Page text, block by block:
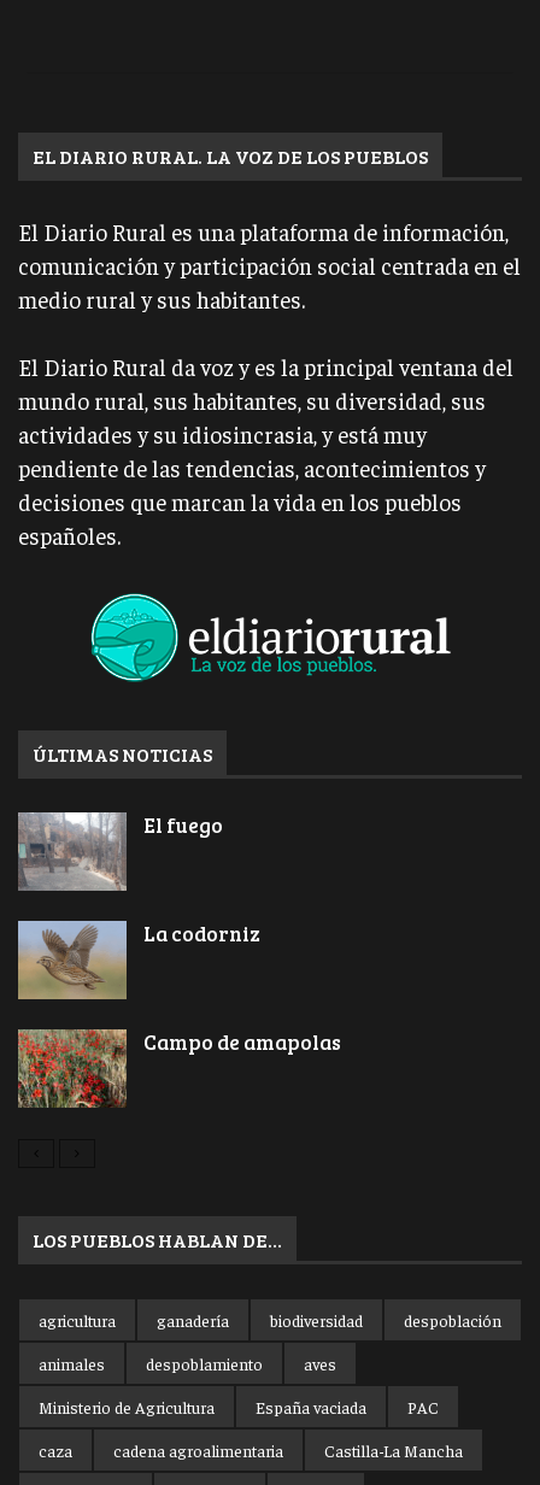
EL DIARIO RURAL. LA VOZ DE LOS PUEBLOS
El Diario Rural es una plataforma de información,
comunicación y participación social centrada en el
medio rural y sus habitantes.
El Diario Rural da voz y es la principal ventana del
mundo rural, sus habitantes, su diversidad, sus
actividades y su idiosincrasia, y está muy
pendiente de las tendencias, acontecimientos y
decisiones que marcan la vida en los pueblos
españoles.
ÚLTIMAS NOTICIAS
El fuego
La codorniz
Campo de amapolas
LOS PUEBLOS HABLAN DE…
agricultura ganadería biodiversidad
despoblación
animales
despoblamiento
aves
Ministerio de Agricultura
España vaciada
PAC
caza
cadena agroalimentaria
Castilla-La Mancha